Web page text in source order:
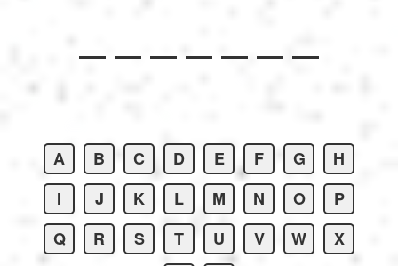
中文
한국어
العربية
A B C D E F G
H
I
J K L M N O
P
Q
R S T U V W
X